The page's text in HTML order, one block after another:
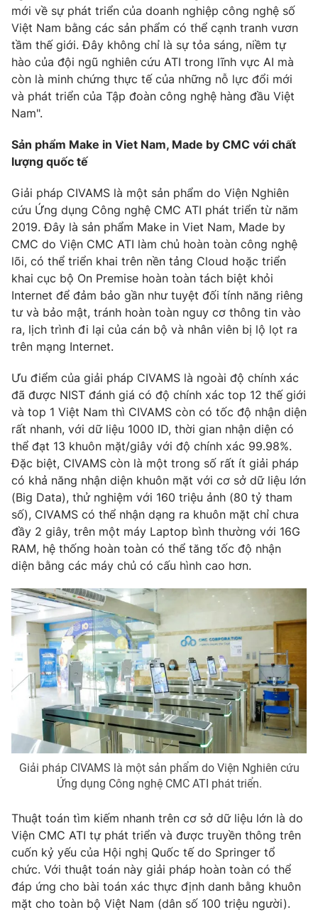
mới về sự phát triển của doanh nghiệp công nghệ số
Việt Nam bằng các sản phẩm có thể cạnh tranh vươn
tầm thế giới. Đây không chỉ là sự tỏa sáng, niềm tự
hào của đội ngũ nghiên cứu ATI trong lĩnh vực AI mà
còn là minh chứng thực tế của những nỗ lực đổi mới
và phát triển của Tập đoàn công nghệ hàng đầu Việt
Nam".
Sản phẩm Make in Viet Nam, Made by CMC với chất
lượng quốc tế
Giải pháp CIVAMS là một sản phẩm do Viện Nghiên
cứu Ứng dụng Công nghệ CMC ATI phát triển từ năm
2019. Đây là sản phẩm Make in Viet Nam, Made by
CMC do Viện CMC ATI làm chủ hoàn toàn công nghệ
lõi, có thể triển khai trên nền tảng Cloud hoặc triển
khai cục bộ On Premise hoàn toàn tách biệt khỏi
Internet để đảm bảo gần như tuyệt đối tính năng riêng
tư và bảo mật, tránh hoàn toàn nguy cơ thông tin vào
ra, lịch trình đi lại của cán bộ và nhân viên bị lộ lọt ra
trên mạng Internet.
Ưu điểm của giải pháp CIVAMS là ngoài độ chính xác
đã được NIST đánh giá có độ chính xác top 12 thế giới
và top 1 Việt Nam thì CIVAMS còn có tốc độ nhận diện
rất nhanh, với dữ liệu 1000 ID, thời gian nhận diện có
thể đạt 13 khuôn mặt/giây với độ chính xác 99.98%.
Đặc biệt, CIVAMS còn là một trong số rất ít giải pháp
có khả năng nhận diện khuôn mặt với cơ sở dữ liệu lớn
(Big Data), thử nghiệm với 160 triệu ảnh (80 tỷ tham
số), CIVAMS có thể nhận dạng ra khuôn mặt chỉ chưa
đầy 2 giây, trên một máy Laptop bình thường với 16G
RAM, hệ thống hoàn toàn có thể tăng tốc độ nhận
diện bằng các máy chủ có cấu hình cao hơn.
Giải pháp CIVAMS là một sản phẩm do Viện Nghiên cứu
Ứng dụng Công nghệ CMC ATI phát triển.
Thuật toán tìm kiếm nhanh trên cơ sở dữ liệu lớn là do
Viện CMC ATI tự phát triển và được truyền thông trên
cuốn kỷ yếu của Hội nghị Quốc tế do Springer tổ
chức. Với thuật toán này giải pháp hoàn toàn có thể
đáp ứng cho bài toán xác thực định danh bằng khuôn
mặt cho toàn bộ Việt Nam (dân số 100 triệu người).